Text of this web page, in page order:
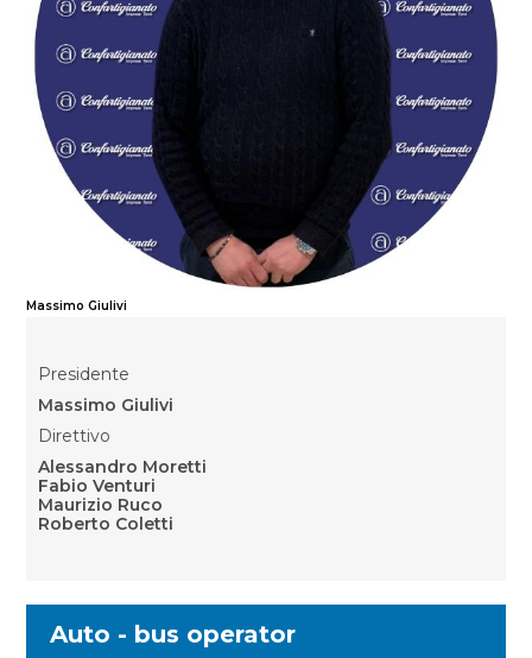
Massimo Giulivi
Presidente
Massimo Giulivi
Direttivo
Alessandro Moretti
Fabio Venturi
Maurizio Ruco
Roberto Coletti
Auto - bus operator